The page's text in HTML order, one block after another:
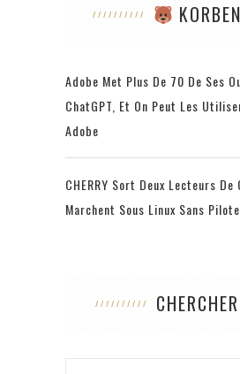
KORBEN
Adobe Met Plus De 70 De Ses
ChatGPT, Et On Peut Les
Adobe
CHERRY Sort Deux Lecteurs
Marchent Sous Linux Sans
CHERCHER